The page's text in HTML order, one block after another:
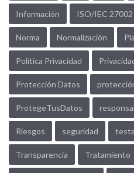
Información ISO/IEC 27002
Norma Normalización
Política Privacidad
Protección Datos
ProtegeTusDatos
Riesgos seguridad
Transparencia Tratamiento